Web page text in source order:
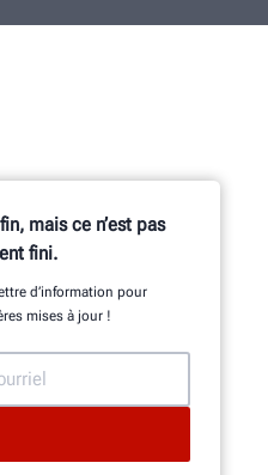
mais ce n’est pas
fini.
d’information pour
mises à jour !